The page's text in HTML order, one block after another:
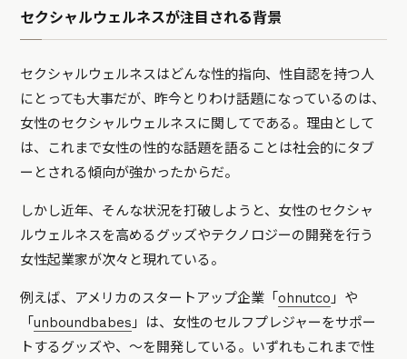
セクシャルウェルネスが注目される背景
セクシャルウェルネスはどんな性的指向、性自認を持つ人
にとっても大事だが、昨今とりわけ話題になっているのは、
女性のセクシャルウェルネスに関してである。理由として
は、これまで女性の性的な話題を語ることは社会的にタブ
ーとされる傾向が強かったからだ。
しかし近年、そんな状況を打破しようと、女性のセクシャ
ルウェルネスを高めるグッズやテクノロジーの開発を行う
女性起業家が次々と現れている。
例えば、アメリカのスタートアップ企業「ohnutco 」や
「unboundbabes 」は、女性のセルフプレジャーをサポー
トするグッズや、〜を開発している。いずれもこれまで性